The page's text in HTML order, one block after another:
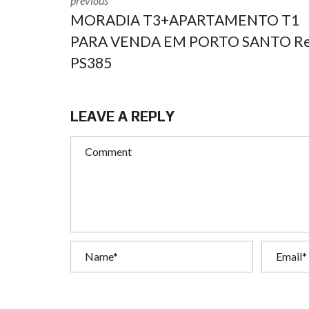
MORADIA T3+APARTAMENTO T1
PARA VENDA EM PORTO SANTO
PS385
LEAVE A REPLY